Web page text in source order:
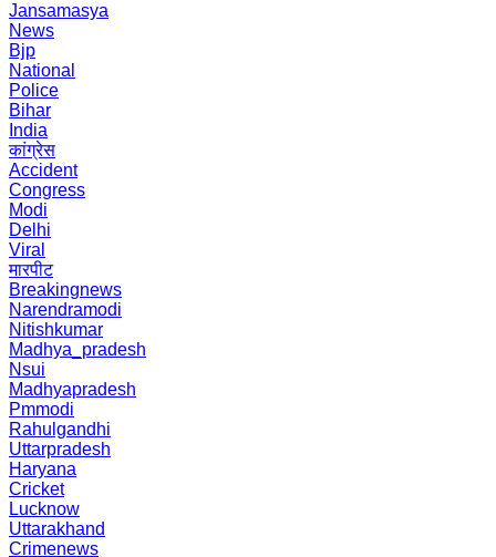
Jansamasya
News
Bjp
National
Police
Bihar
India
कांग्रेस
Accident
Congress
Modi
Delhi
Viral
मारपीट
Breakingnews
Narendramodi
Nitishkumar
Madhya_pradesh
Nsui
Madhyapradesh
Pmmodi
Rahulgandhi
Uttarpradesh
Haryana
Cricket
Lucknow
Uttarakhand
Crimenews